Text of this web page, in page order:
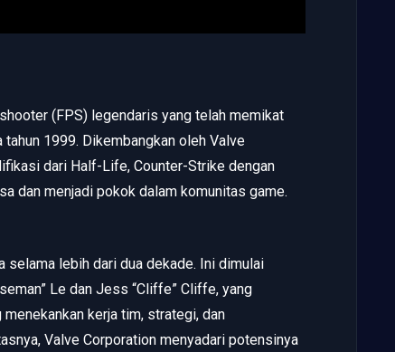
(FPS) legendaris yang telah memikat
1999. Dikembangkan oleh Valve
dari Half-Life, Counter-Strike dengan
dan menjadi pokok dalam komunitas game.
selama lebih dari dua dekade. Ini dimulai
Le dan Jess “Cliffe” Cliffe, yang
kerja tim, strategi, dan
Valve Corporation menyadari potensinya